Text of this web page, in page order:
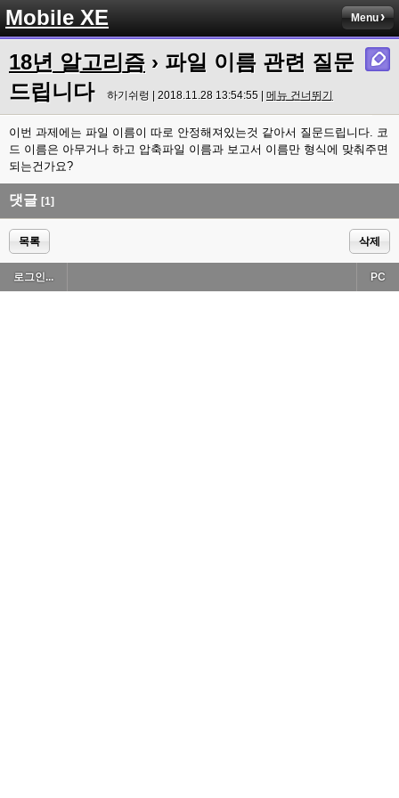
Mobile XE Menu
18년 알고리즘 › 파일 이름 관련 질문
드립니다
하기쉬렁 | 2018.11.28 13:54:55 | 메뉴 건너뛰기
이번 과제에는 파일 이름이 따로 안정해져있는것 같아서 질문드립니다. 코
드 이름은 아무거나 하고 압축파일 이름과 보고서 이름만 형식에 맞춰주면
되는건가요?
댓글 [1]
목록 삭제
로그인... PC